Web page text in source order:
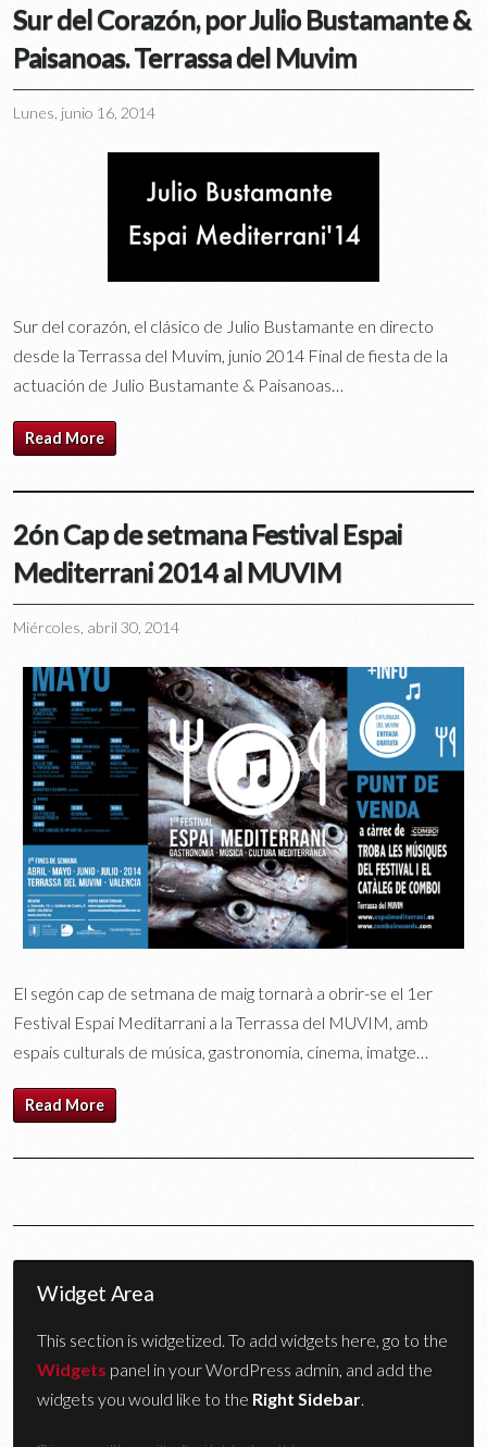
Sur del Corazón, por Julio Bustamante &
Paisanoas. Terrassa del Muvim
Lunes, junio 16, 2014
Sur del corazón, el clásico de Julio Bustamante en directo
desde la Terrassa del Muvim, junio 2014 Final de fiesta de la
actuación de Julio Bustamante & Paisanoas…
Read More
2ón Cap de setmana Festival Espai
Mediterrani 2014 al MUVIM
Miércoles, abril 30, 2014
El segón cap de setmana de maig tornarà a obrir-se el 1er
Festival Espai Meditarrani a la Terrassa del MUVIM, amb
espais culturals de música, gastronomia, cinema, imatge…
Read More
Widget Area
This section is widgetized. To add widgets here, go to the
Widgets panel in your WordPress admin, and add the
widgets you would like to the Right Sidebar.